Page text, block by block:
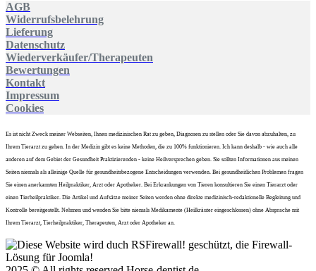
AGB
Widerrufsbelehrung
Lieferung
Datenschutz
Wiederverkäufer/Therapeuten
Bewertungen
Kontakt
Impressum
Cookies
Es ist nicht Zweck meiner Webseiten, Ihnen medizinischen Rat zu geben, Diagnosen zu stellen oder Sie davon abzuhalten, zu
Ihrem Tierarzt zu gehen. In der Medizin gibt es keine Methoden, die zu 100% funktionieren. Ich kann deshalb - wie auch alle
anderen auf dem Gebiet der Gesundheit Praktizierenden - keine Heilversprechen geben. Sie sollten Informationen aus meinen
Seiten niemals als alleinige Quelle für gesundheitsbezogene Entscheidungen verwenden. Bei gesundheitlichen Problemen fragen
Sie einen anerkannten Heilpraktiker, Arzt oder Apotheker. Bei Erkrankungen von Tieren konsultieren Sie einen Tierarzt oder
einen Tierheilpraktiker. Die Artikel und Aufsätze meiner Seiten werden ohne direkte medizinisch-redaktionelle Begleitung und
Kontrolle bereitgestellt. Nehmen und wenden Sie bitte niemals Medikamente (Heilkräuter eingeschlossen) ohne Absprache mit
Ihrem Tierarzt, Tierheilpraktiker, Therapeuten, Arzt oder Apotheker an.